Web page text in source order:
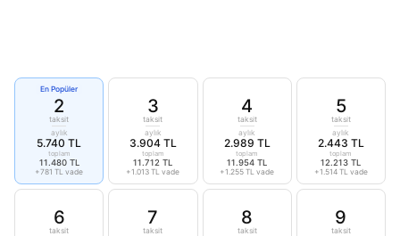
En Popüler
2
taksit
aylık
5.740 TL
toplam
11.480 TL
+781 TL vade
3
taksit
aylık
3.904 TL
toplam
11.712 TL
+1.013 TL vade
4
taksit
aylık
2.989 TL
toplam
11.954 TL
+1.255 TL vade
5
taksit
aylık
2.443 TL
toplam
12.213 TL
+1.514 TL vade
6
taksit
7
taksit
8
taksit
9
taksit